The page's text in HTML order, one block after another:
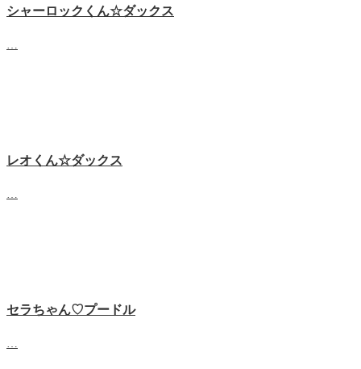
シャーロックくん☆ダックス
レオくん☆ダックス
セラちゃん♡プードル